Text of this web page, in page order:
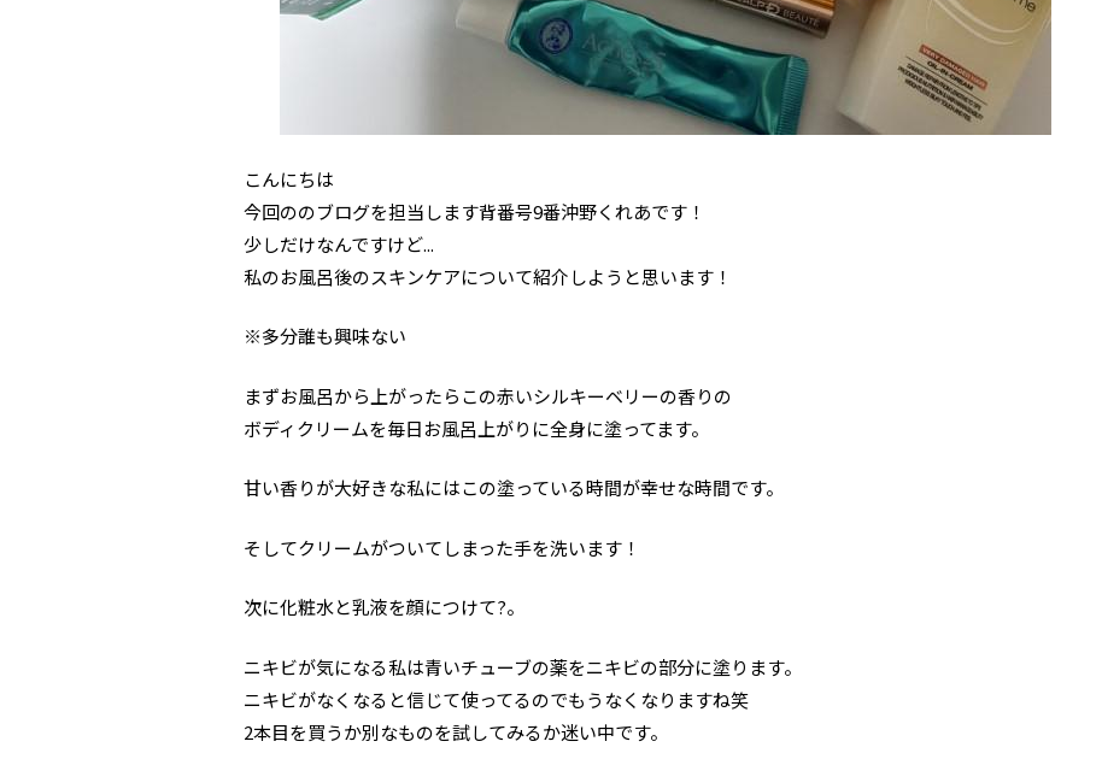
こんにちは
今回ののブログを担当します背番号9番沖野くれあです！
少しだけなんですけど...
私のお風呂後のスキンケアについて紹介しようと思います！
※多分誰も興味ない
まずお風呂から上がったらこの赤いシルキーベリーの香りの
ボディクリームを毎日お風呂上がりに全身に塗ってます。
甘い香りが大好きな私にはこの塗っている時間が幸せな時間です。
そしてクリームがついてしまった手を洗います！
次に化粧水と乳液を顔につけて?。
ニキビが気になる私は青いチューブの薬をニキビの部分に塗ります。
ニキビがなくなると信じて使ってるのでもうなくなりますね笑
2本目を買うか別なものを試してみるか迷い中です。